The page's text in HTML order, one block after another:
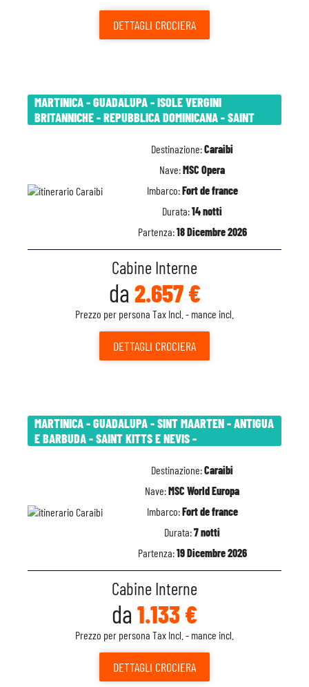
DETTAGLI CROCIERA
MARTINICA - GUADALUPA - ISOLE VERGINI
BRITANNICHE - REPUBBLICA DOMINICANA - SAINT
Destinazione:Caraibi
Nave:MSC Opera
Imbarco:Fort de france
Durata:14 notti
Partenza:18 Dicembre 2026
Cabine Interne
da 2.657 €
Prezzo per persona Tax Incl. - mance incl.
DETTAGLI CROCIERA
MARTINICA - GUADALUPA - SINT MAARTEN - ANTIGUA
E BARBUDA - SAINT KITTS E NEVIS -
Destinazione:Caraibi
Nave:MSC World Europa
Imbarco:Fort de france
Durata:7 notti
Partenza:19 Dicembre 2026
Cabine Interne
da 1.133 €
Prezzo per persona Tax Incl. - mance incl.
DETTAGLI CROCIERA